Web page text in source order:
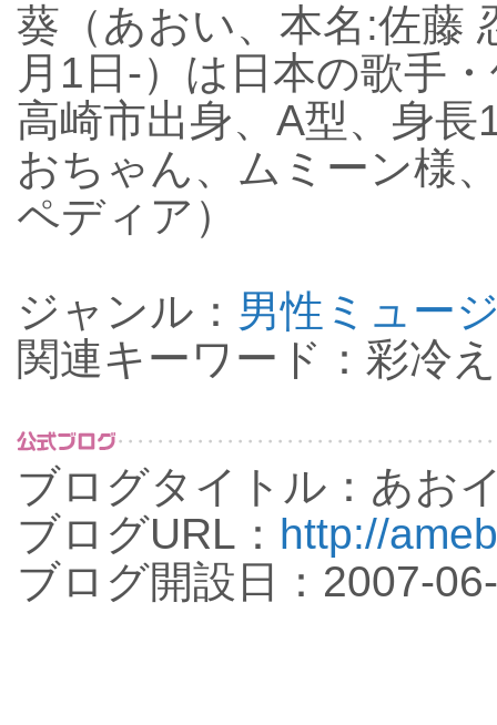
葵（あおい、本名:佐藤
月1日-）は日本の歌手
高崎市出身、A型、身
おちゃん、ムミーン様
ペディア）
ジャンル： 男性ミュー
関連キーワード：彩冷
ブログタイトル：あお
ブログURL： http://
ブログ開設日：2007-